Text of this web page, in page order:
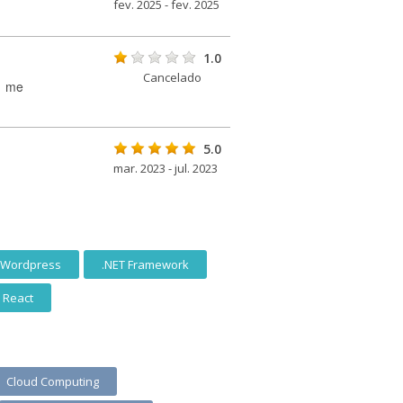
fev. 2025 - fev. 2025
me
1.0
Cancelado
5.0
mar. 2023 - jul. 2023
Wordpress .NET Framework
React
Cloud Computing